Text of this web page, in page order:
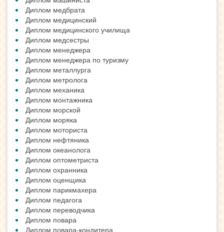
Диплом медбрата
Диплом медицинский
Диплом медицинского училища
Диплом медсестры
Диплом менеджера
Диплом менеджера по туризму
Диплом металлурга
Диплом метролога
Диплом механика
Диплом монтажника
Диплом морской
Диплом моряка
Диплом моториста
Диплом нефтяника
Диплом океанолога
Диплом оптометриста
Диплом охранника
Диплом оценщика
Диплом парикмахера
Диплом педагога
Диплом переводчика
Диплом повара
Диплом повара-кондитера